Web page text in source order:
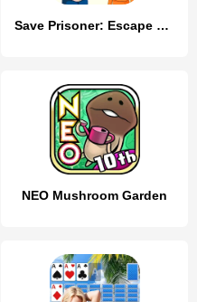
Save Prisoner: Escape Story
NEO Mushroom Garden